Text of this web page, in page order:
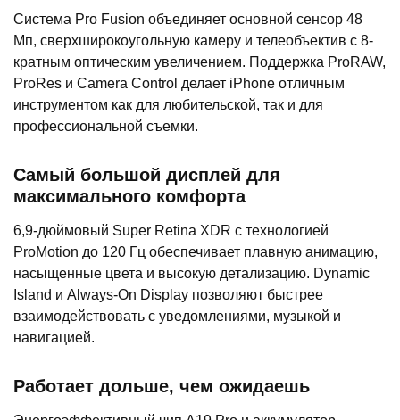
Система Pro Fusion объединяет основной сенсор 48
Мп, сверхширокоугольную камеру и телеобъектив с 8-
кратным оптическим увеличением. Поддержка ProRAW,
ProRes и Camera Control делает iPhone отличным
инструментом как для любительской, так и для
профессиональной съемки.
Самый большой дисплей для
максимального комфорта
6,9-дюймовый Super Retina XDR с технологией
ProMotion до 120 Гц обеспечивает плавную анимацию,
насыщенные цвета и высокую детализацию. Dynamic
Island и Always-On Display позволяют быстрее
взаимодействовать с уведомлениями, музыкой и
навигацией.
Работает дольше, чем ожидаешь